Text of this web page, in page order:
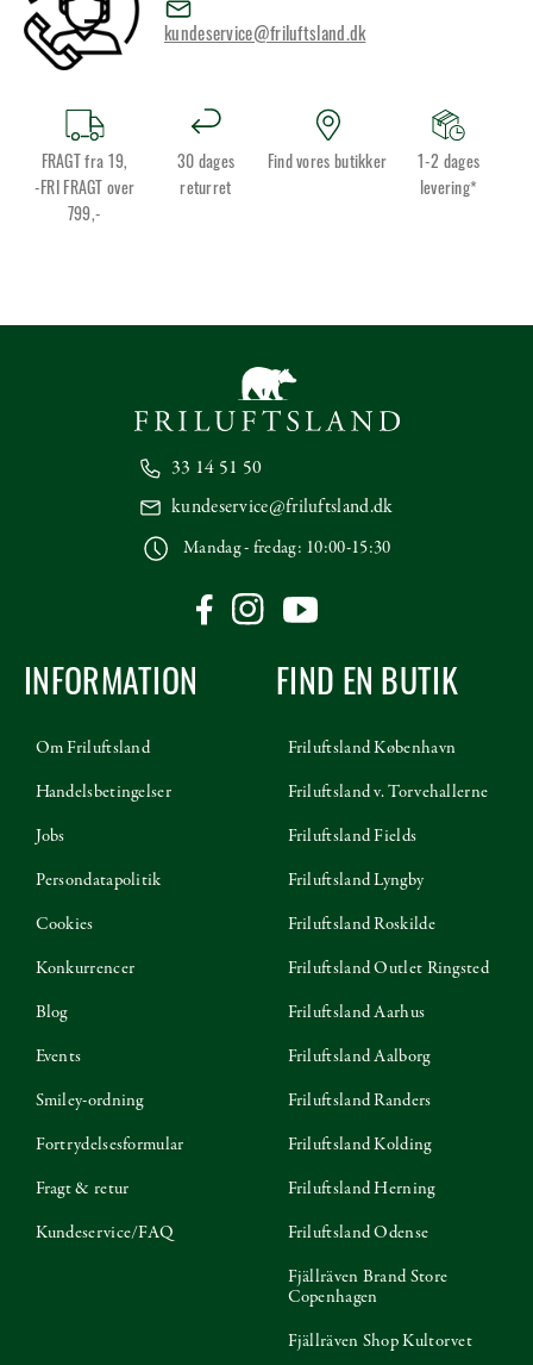
kundeservice@friluftsland.dk
FRAGT fra 19,
-FRI FRAGT over
799,-
30 dages
returret
Find vores butikker
1-2 dages
levering*
33 14 51 50
kundeservice@friluftsland.dk
Mandag - fredag: 10:00-15:30
INFORMATION
Om Friluftsland
Handelsbetingelser
Jobs
Persondatapolitik
Cookies
Konkurrencer
Blog
Events
Smiley-ordning
Fortrydelsesformular
Fragt & retur
Kundeservice/FAQ
FIND EN BUTIK
Friluftsland København
Friluftsland v. Torvehallerne
Friluftsland Fields
Friluftsland Lyngby
Friluftsland Roskilde
Friluftsland Outlet Ringsted
Friluftsland Aarhus
Friluftsland Aalborg
Friluftsland Randers
Friluftsland Kolding
Friluftsland Herning
Friluftsland Odense
Fjällräven Brand Store
Copenhagen
Fjällräven Shop Kultorvet